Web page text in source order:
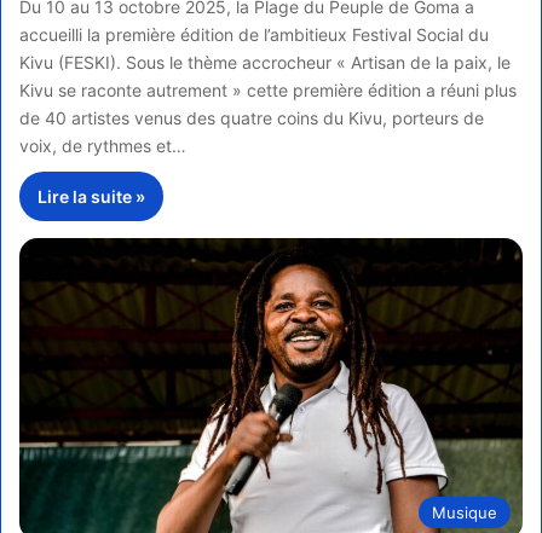
Du 10 au 13 octobre 2025, la Plage du Peuple de Goma a
accueilli la première édition de l’ambitieux Festival Social du
Kivu (FESKI). Sous le thème accrocheur « Artisan de la paix, le
Kivu se raconte autrement » cette première édition a réuni plus
de 40 artistes venus des quatre coins du Kivu, porteurs de
voix, de rythmes et…
Lire la suite »
Musique